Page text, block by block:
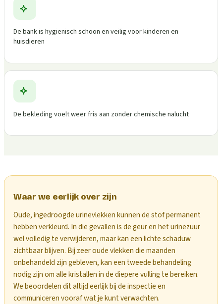
De bank is hygienisch schoon en veilig voor kinderen en
huisdieren
De bekleding voelt weer fris aan zonder chemische nalucht
Waar we eerlijk over zijn
Oude, ingedroogde urinevlekken kunnen de stof permanent
hebben verkleurd. In die gevallen is de geur en het urinezuur
wel volledig te verwijderen, maar kan een lichte schaduw
zichtbaar blijven. Bij zeer oude vlekken die maanden
onbehandeld zijn gebleven, kan een tweede behandeling
nodig zijn om alle kristallen in de diepere vulling te bereiken.
We beoordelen dit altijd eerlijk bij de inspectie en
communiceren vooraf wat je kunt verwachten.